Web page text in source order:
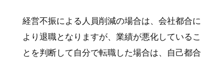
経営不振による人員削減の場合は、会社都合に
より退職となりますが、業績が悪化しているこ
とを判断して自分で転職した場合は、自己都合